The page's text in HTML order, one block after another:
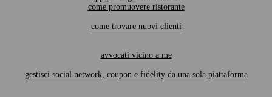
come promuovere ristorante
come trovare nuovi clienti
avvocati vicino a me
gestisci social network, coupon e fidelity da una sola piattaforma